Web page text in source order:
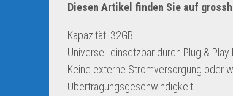
Diesen Artikel finden Sie auf
Kapazität: 32GB
Universell einsetzbar durch Plug & Play
Keine externe Stromversorgung oder
Übertragungsgeschwindigkeit: